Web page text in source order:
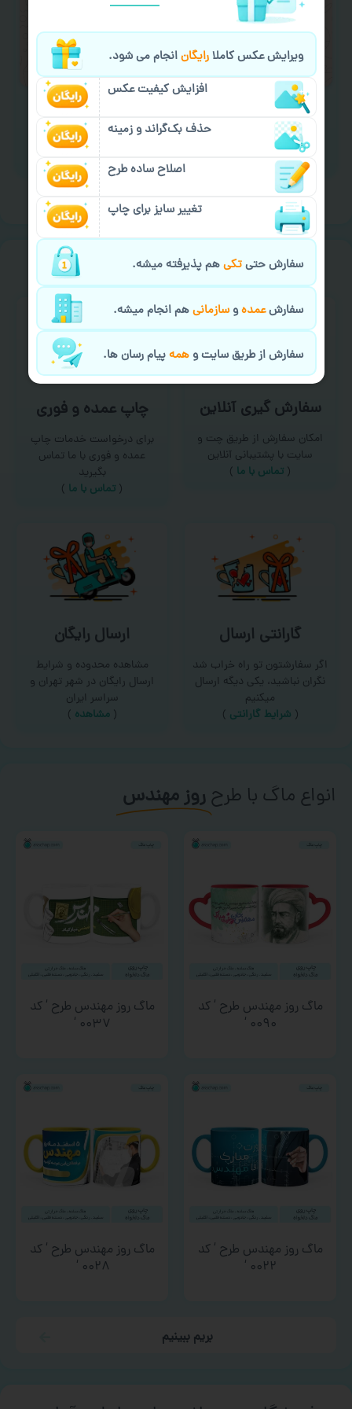
لازم را انجام دهید.
ایمیل جهت ثبت یا پیگیری سفارش:
aks4chap.com@gmail.com
خیالت راحت ازسفارش گیری
سفارش گیری آنلاین
امکان سفارش از طریق چت و
سایت با پشتیبانی آنلاین
( تماس با ما‌ )
چاپ عمده و فوری
برای درخواست خدمات چاپ
عمده و فوری با ما تماس
بگیرید
( تماس با ما )
گارانتی ارسال
اگر سفارشتون تو راه خراب شد
نگران نباشید، یکی دیگه ارسال
میکنیم
( شرایط گارانتی )
ارسال رایگان
مشاهده محدوده و شرایط
ارسال رایگان در شهر تهران و
سراسر ایران
(مشاهده )
انواع ماگ با طرحروز مهندس
ماگ روز مهندس طرح ‘ کد
۰۰۹۰ ‘
ماگ روز مهندس طرح ‘ کد
۰۰۳۷ ‘
ماگ روز مهندس طرح ‘ کد
۰۰۲۲ ‘
ماگ روز مهندس طرح ‘ کد
۰۰۲۸ ‘
بریم ببینیم
ویرایش عکس کاملارایگانانجام می شود.
افزایش کیفیت عکس
حذف بک‌گراند و زمینه
اصلاح ساده طرح
تغییر سایز برای چاپ
سفارش حتیتکیهم پذیرفته میشه.
سفارشعمدهوسازمانیهم انجام میشه.
سفارش از طریق سایت وهمهپیام رسان ها.